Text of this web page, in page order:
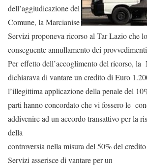
dell’aggiudicazione del
Comune, la Marcianise
Servizi proponeva ricorso al Tar Lazio che
conseguente annullamento dei
Per effetto dell’accoglimento del ricorso, la
dichiarava di vantare un credito di Euro
l’illegittima applicazione della penale del
parti hanno concordato che vi fossero le
addivenire ad un accordo transattivo per la
della
controversia nella misura del 50% del
Servizi asserisce di vantare per un